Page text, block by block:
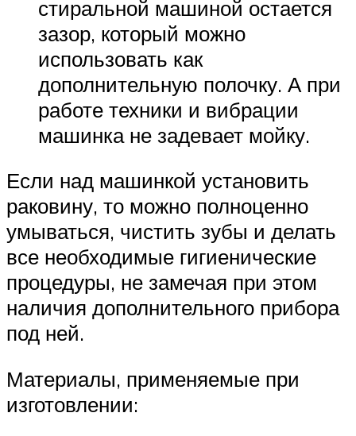
стиральной машиной остается
зазор, который можно
использовать как
дополнительную полочку. А при
работе техники и вибрации
машинка не задевает мойку.
Если над машинкой установить
раковину, то можно полноценно
умываться, чистить зубы и делать
все необходимые гигиенические
процедуры, не замечая при этом
наличия дополнительного прибора
под ней.
Материалы, применяемые при
изготовлении: